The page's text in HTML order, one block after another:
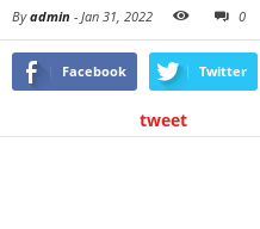
Byadmin - Jan 31, 2022 0
Facebook Twitter
tweet